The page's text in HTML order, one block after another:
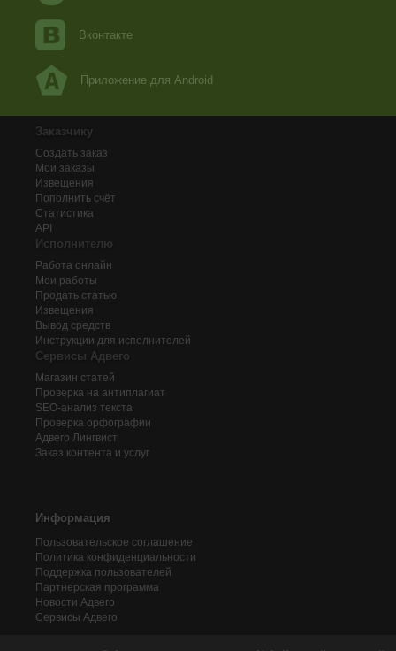
Вконтакте
Приложение для Android
Заказчику
Создать заказ
Мои заказы
Извещения
Пополнить счёт
Статистика
API
Исполнителю
Работа онлайн
Мои работы
Продать статью
Извещения
Вывод средств
Инструкции для исполнителей
Сервисы Адвего
Магазин статей
Проверка на антиплагиат
SEO-анализ текста
Проверка орфографии
Адвего Лингвист
Заказ контента и услуг
Информация
Пользовательское соглашение
Политика конфиденциальности
Поддержка пользователей
Партнерская программа
Новости Адвего
Сервисы Адвего